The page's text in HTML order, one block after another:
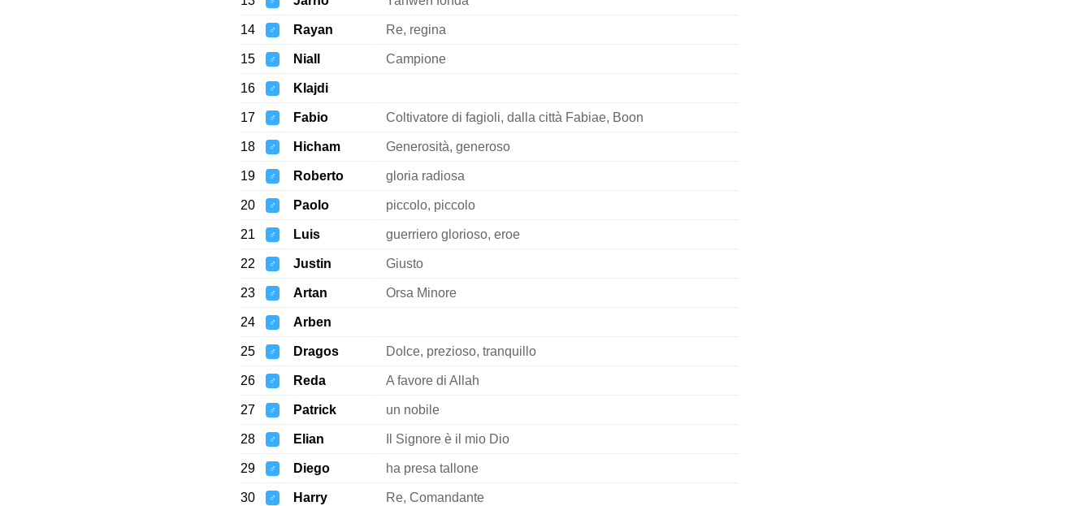
14 ♂ Rayan Re, regina
15 ♂ Niall Campione
16 ♂ Klajdi
17 ♂ Fabio Coltivatore di fagioli, dalla città Fabiae, Boon
18 ♂ Hicham Generosità, generoso
19 ♂ Roberto gloria radiosa
20 ♂ Paolo piccolo, piccolo
21 ♂ Luis guerriero glorioso, eroe
22 ♂ Justin Giusto
23 ♂ Artan Orsa Minore
24 ♂ Arben
25 ♂ Dragos Dolce, prezioso, tranquillo
26 ♂ Reda A favore di Allah
27 ♂ Patrick un nobile
28 ♂ Elian Il Signore è il mio Dio
29 ♂ Diego ha presa tallone
30 ♂ Harry Re, Comandante